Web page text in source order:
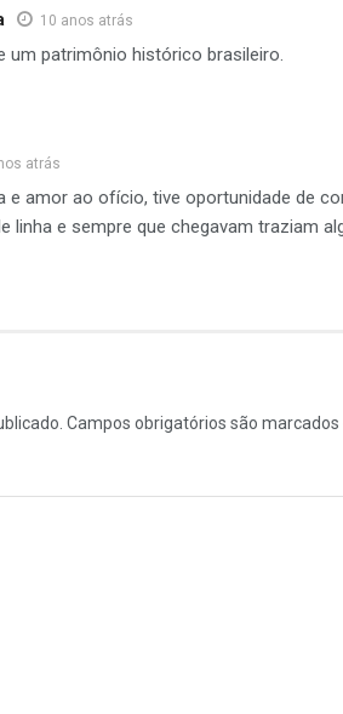
10 anos atrás
um patrimônio histórico brasileiro.
atrás
e amor ao ofício, tive oportunidade de
linha e sempre que chegavam traziam
Campos obrigatórios são marcados